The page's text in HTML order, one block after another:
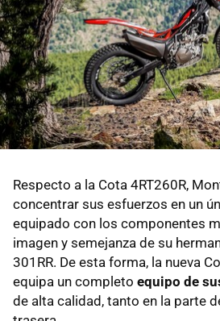
Respecto a la Cota 4RT260R,
concentrar sus esfuerzos en un
equipado con los componentes
imagen y semejanza de su
301RR. De esta forma, la nueva
equipa un completo equipo de
de alta calidad, tanto en la parte